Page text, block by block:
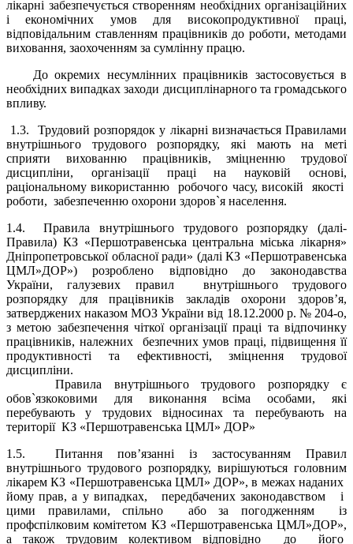
лікарні забезпечується створенням необхідних організаційних
і економічних умов для високопродуктивної праці,
відповідальним ставленням працівників до роботи, методами
виховання, заохоченням за сумлінну працю.
До окремих несумлінних працівників застосовується в
необхідних випадках заходи дисциплінарного та громадського
впливу.
1.3. Трудовий розпорядок у лікарні визначається Правилами
внутрішнього трудового розпорядку, які мають на меті
сприяти вихованню працівників, зміцненню трудової
дисципліни, організації праці на науковій основі,
раціональному використанню робочого часу, високій якості
роботи, забезпеченню охорони здоров`я населення.
1.4.
Правила внутрішнього трудового розпорядку (далі-
Правила) КЗ «Першотравенська центральна міська лікарня»
Дніпропетровської обласної ради» (далі КЗ «Першотравенська
ЦМЛ»ДОР») розроблено відповідно до законодавства
України, галузевих правил
внутрішнього трудового
розпорядку для працівників закладів охорони здоров’я,
затверджених наказом МОЗ України від 18.12.2000 р. № 204-о,
з метою забезпечення чіткої організації праці та відпочинку
працівників, належних
безпечних умов праці, підвищення її
продуктивності та ефективності, зміцнення трудової
дисципліни.
Правила внутрішнього трудового розпорядку є
обов`язкоковими для виконання всіма особами, які
перебувають у трудових відносинах та перебувають на
території КЗ «Першотравенська ЦМЛ» ДОР»
1.5. Питання пов’язанні із застосуванням Правил
внутрішнього трудового розпорядку, вирішуються головним
лікарем КЗ «Першотравенська ЦМЛ» ДОР», в межах наданих
йому прав, а у випадках, передбачених законодавством і
цими правилами, спільно або за погодженням із
профспілковим комітетом КЗ «Першотравенська ЦМЛ»ДОР»,
а також трудовим колективом відповідно до його